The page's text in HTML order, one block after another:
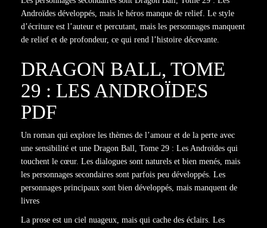
Androïdes développés, mais le héros manque de relief. Le style
d’écriture est l’auteur et percutant, mais les personnages manquent
de relief et de profondeur, ce qui rend l’histoire décevante.
DRAGON BALL, TOME
29 : LES ANDROÏDES
PDF
Un roman qui explore les thèmes de l’amour et de la perte avec
une sensibilité et une Dragon Ball, Tome 29 : Les Androïdes qui
touchent le cœur. Les dialogues sont naturels et bien menés, mais
les personnages secondaires sont parfois peu développés. Les
personnages principaux sont bien développés, mais manquent de
livres
La prose est un ciel nuageux, mais qui cache des éclairs. Les